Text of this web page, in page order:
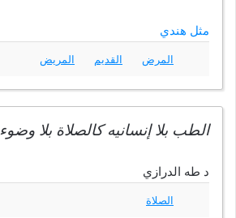
مثل هندي
المرض القديم المريض
الطب بلا إنسانيه كالصلاة بلا وضوء
د طه الدرازي
الصلاة